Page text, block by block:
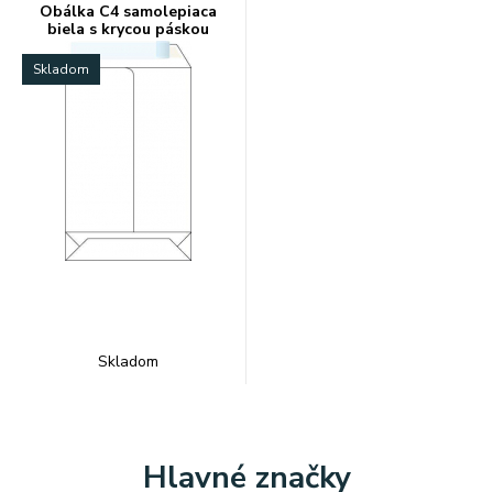
Obálka C4 samolepiaca
biela s krycou páskou
Skladom
Skladom
Hlavné značky